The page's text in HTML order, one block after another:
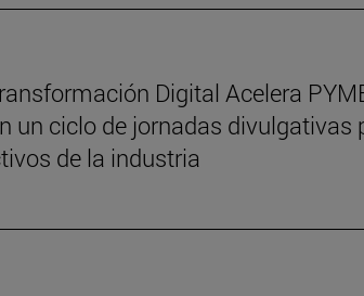
Digital Acelera
un ciclo de jornadas divulgativas
de la industria